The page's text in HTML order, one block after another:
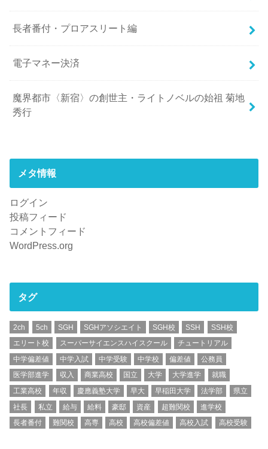
長者番付・プロアスリート編
電子マネー決済
魔界都市〈新宿〉の創世主・ライトノベルの始祖 菊地
秀行
メタ情報
ログイン
投稿フィード
コメントフィード
WordPress.org
タグ
2ch 5ch SGH SGHアソシエイト SGH校 SSH
SSH校
エリート校
スーパーサイエンスハイスクール
チュートリアル
中学偏差値
中学入試 中学受験 中学校 偏差値
公務員
医学部進学
収入 商業高校 国立 大学 大学進学
就職
工業高校
年収 慶應義塾大学 早大 早稲田大学 法学部
県立
社長
私立 給与 給料 豪邸 資産 超難関校
進学校
長者番付
難関校 高専 高校 高校偏差値 高校入試 高校受験